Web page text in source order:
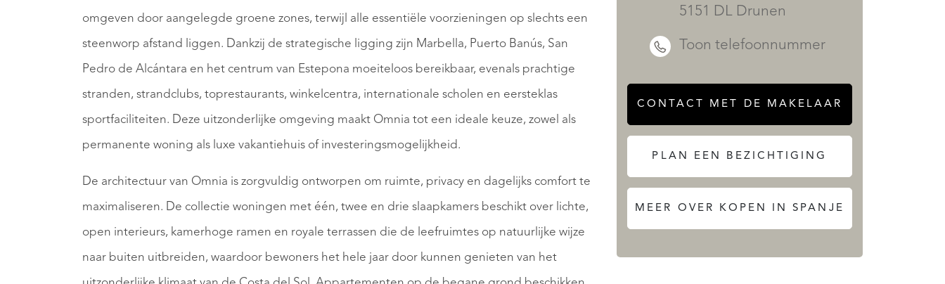
omgeven door aangelegde groene zones, terwijl alle essentiële voorzieningen op slechts een
steenworp afstand liggen. Dankzij de strategische ligging zijn Marbella, Puerto Banús, San
Pedro de Alcántara en het centrum van Estepona moeiteloos bereikbaar, evenals prachtige
stranden, strandclubs, toprestaurants, winkelcentra, internationale scholen en eersteklas
sportfaciliteiten. Deze uitzonderlijke omgeving maakt Omnia tot een ideale keuze, zowel als
permanente woning als luxe vakantiehuis of investeringsmogelijkheid.
De architectuur van Omnia is zorgvuldig ontworpen om ruimte, privacy en dagelijks comfort te
maximaliseren. De collectie woningen met één, twee en drie slaapkamers beschikt over lichte,
open interieurs, kamerhoge ramen en royale terrassen die de leefruimtes op natuurlijke wijze
naar buiten uitbreiden, waardoor bewoners het hele jaar door kunnen genieten van het
5151 DL Drunen
Toon telefoonnummer
CONTACT MET DE MAKELAAR
PLAN EEN BEZICHTIGING
MEER OVER KOPEN IN SPANJE